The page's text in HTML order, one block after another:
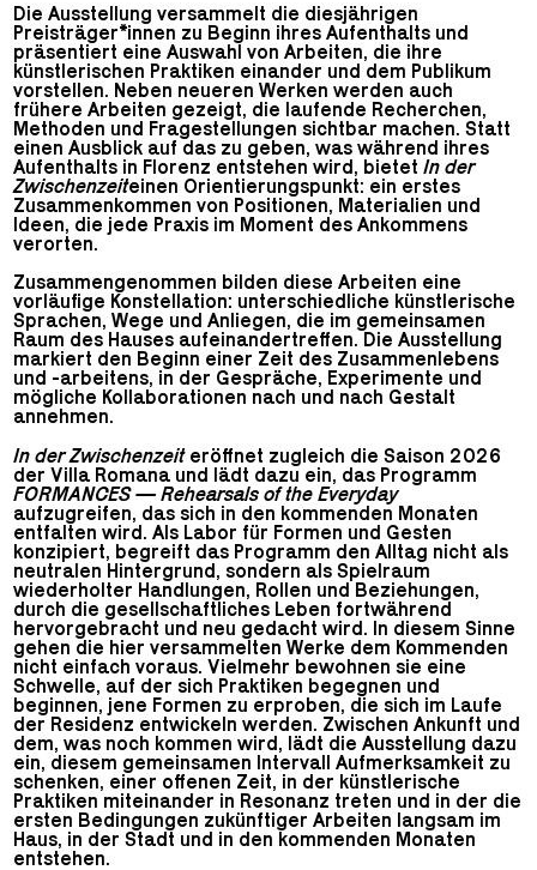
Die Ausstellung versammelt die diesjährigen
Preisträger*innen zu Beginn ihres Aufenthalts und
präsentiert eine Auswahl von Arbeiten, die ihre
künstlerischen Praktiken einander und dem Publikum
vorstellen. Neben neueren Werken werden auch
frühere Arbeiten gezeigt, die laufende Recherchen,
Methoden und Fragestellungen sichtbar machen. Statt
einen Ausblick auf das zu geben, was während ihres
Aufenthalts in Florenz entstehen wird, bietetIn der
Zwischenzeiteinen Orientierungspunkt: ein erstes
Zusammenkommen von Positionen, Materialien und
Ideen, die jede Praxis im Moment des Ankommens
verorten.
Zusammengenommen bilden diese Arbeiten eine
vorläufige Konstellation: unterschiedliche künstlerische
Sprachen, Wege und Anliegen, die im gemeinsamen
Raum des Hauses aufeinandertreffen. Die Ausstellung
markiert den Beginn einer Zeit des Zusammenlebens
und -arbeitens, in der Gespräche, Experimente und
mögliche Kollaborationen nach und nach Gestalt
annehmen.
In der Zwischenzeiteröffnet zugleich die Saison 2026
der Villa Romana und lädt dazu ein, das Programm
FORMANCES — Rehearsals of the Everyday
aufzugreifen, das sich in den kommenden Monaten
entfalten wird. Als Labor für Formen und Gesten
konzipiert, begreift das Programm den Alltag nicht als
neutralen Hintergrund, sondern als Spielraum
wiederholter Handlungen, Rollen und Beziehungen,
durch die gesellschaftliches Leben fortwährend
hervorgebracht und neu gedacht wird. In diesem Sinne
gehen die hier versammelten Werke dem Kommenden
nicht einfach voraus. Vielmehr bewohnen sie eine
Schwelle, auf der sich Praktiken begegnen und
beginnen, jene Formen zu erproben, die sich im Laufe
der Residenz entwickeln werden. Zwischen Ankunft und
dem, was noch kommen wird, lädt die Ausstellung dazu
ein, diesem gemeinsamen Intervall Aufmerksamkeit zu
schenken, einer offenen Zeit, in der künstlerische
Praktiken miteinander in Resonanz treten und in der die
ersten Bedingungen zukünftiger Arbeiten langsam im
Haus, in der Stadt und in den kommenden Monaten
entstehen.